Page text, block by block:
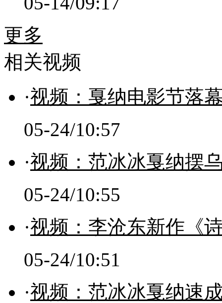
更多
相关视频
·视频：戛纳电影节落
05-24/10:57
·视频：范冰冰戛纳摆
05-24/10:55
·视频：李沧东新作《
05-24/10:51
·视频：范冰冰戛纳速